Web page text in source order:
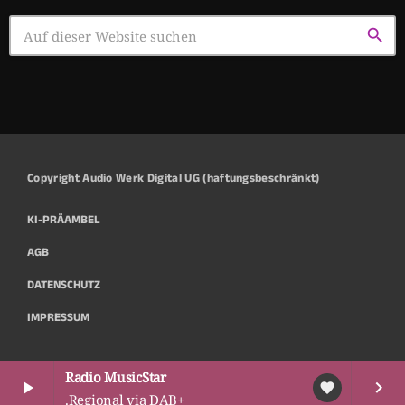
play_arrow
Radio MusicStar
.Regional via DAB+
favorite keyboard_arrow_right
search
Copyright Audio Werk Digital UG (haftungsbeschränkt)
KI-PRÄAMBEL
AGB
DATENSCHUTZ
IMPRESSUM